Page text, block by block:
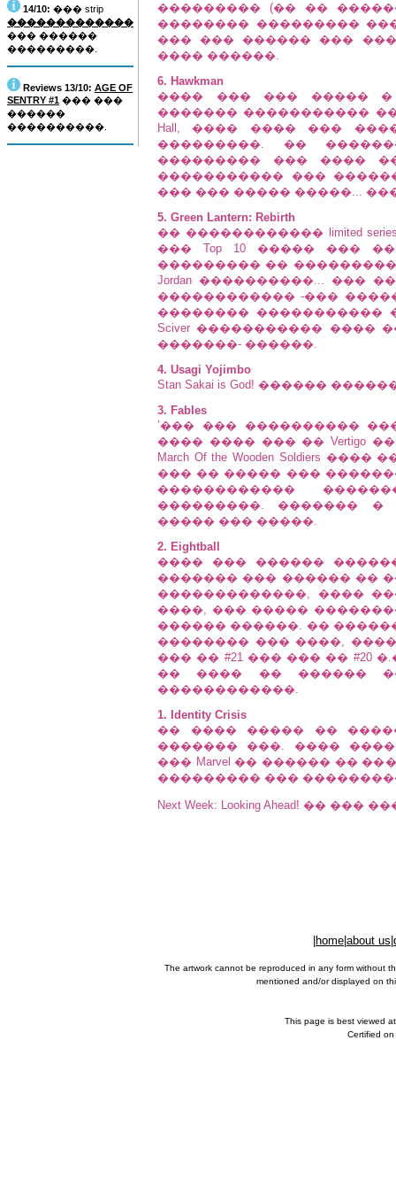
14/10: ��� strip
�������������
��� ������
���������.
Reviews 13/10: AGE OF
SENTRY #1 ��� ���
������
����������.
��������� (�� ��
�������� ���������
��� ��� ������ ���
���� ������.
6. Hawkman
���� ��� ��� ����� �
������� �����������
Hall, ���� ���� ���
���������. ��
��������� ��� ����
����������� ���
��� ��� ����� �����...
5. Green Lantern: Rebirth
�� ������������ limited
��� Top 10 ����� ���
��������� ��
Jordan ����������... ���
������������ -���
�������� �����������
Sciver �����������
�������- ������.
4. Usagi Yojimbo
Stan Sakai is God! ������
3. Fables
ʼ��� ��� ����������
���� ���� ��� �� Vertigo
March Of the Wooden
��� �� ����� ���
������������
���������. ������� �
����� ��� �����.
2. Eightball
���� ��� ������ ������ �
������� ��� ������ ��
�������������, ����
����, ��� �����
������ ������. ��
�������� ��� ����,
��� �� #21 ��� ��� ��
�� ���� �� ������
������������.
1. Identity Crisis
�� ���� ����� �� �����
������� ���. ����
��� Marvel �� ������ ��
��������� ���
Next Week: Looking Ahead! ��
home about us
The artwork cannot be reproduced in any form without
mentioned and/or displayed on
This page is best viewed
Certified on